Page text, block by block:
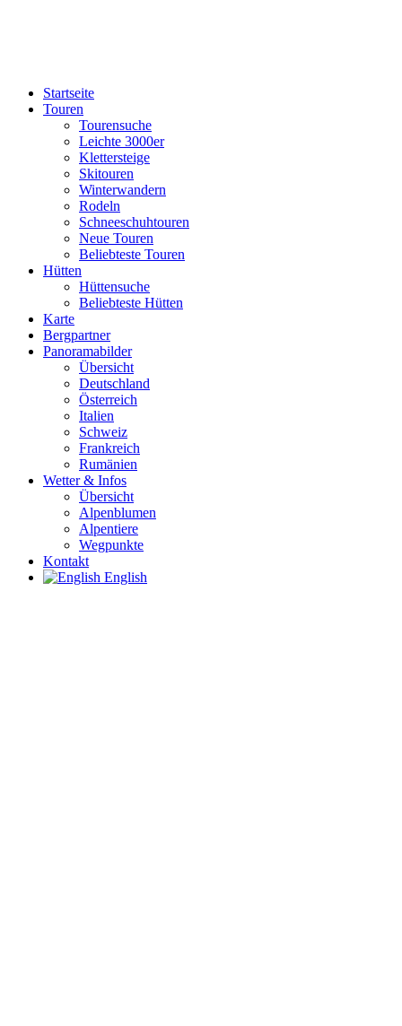
Startseite
Touren
Tourensuche
Leichte 3000er
Klettersteige
Skitouren
Winterwandern
Rodeln
Schneeschuhtouren
Neue Touren
Beliebteste Touren
Hütten
Hüttensuche
Beliebteste Hütten
Karte
Bergpartner
Panoramabilder
Übersicht
Deutschland
Österreich
Italien
Schweiz
Frankreich
Rumänien
Wetter & Infos
Übersicht
Alpenblumen
Alpentiere
Wegpunkte
Kontakt
English